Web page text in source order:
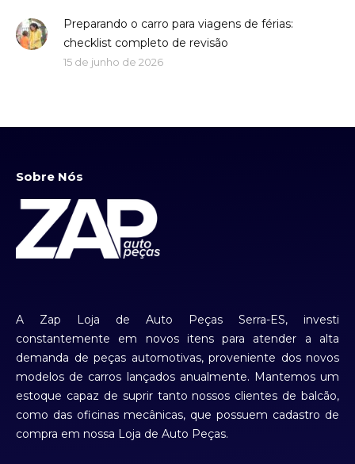
Preparando o carro para viagens de férias:
checklist completo de revisão
15 de junho de 2026
Sobre Nós
A Zap Loja de Auto Peças Serra-ES, investi
constantemente em novos itens para atender a alta
demanda de peças automotivas, proveniente dos novos
modelos de carros lançados anualmente. Mantemos um
estoque capaz de suprir tanto nossos clientes de balcão,
como das oficinas mecânicas, que possuem cadastro de
compra em nossa Loja de Auto Peças.